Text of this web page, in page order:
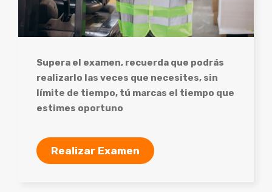
Supera el examen, recuerda que podrás
realizarlo las veces que necesites, sin
límite de tiempo, tú marcas el tiempo que
estimes oportuno
Realizar Examen